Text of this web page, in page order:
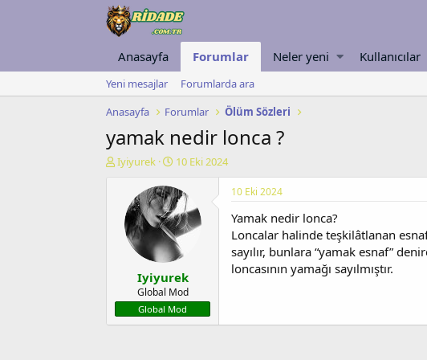
Anasayfa Forumlar Neler yeni Kullanıcılar
Yeni mesajlar
Forumlarda ara
Anasayfa
Forumlar Ölüm Sözleri
yamak nedir lonca ?
K
a
t
Iyiyurek
B
ş
l
a
n
g
ı
ç
t
a
r
10 Eki 2024
Iyiyurek
Global Mod
Global Mod
10 Eki 2024
Yamak nedir lonca?
Loncalar halinde teşkilâtlanan
sayılır, bunlara “yamak esnaf”
loncasının yamağı sayılmıştır.